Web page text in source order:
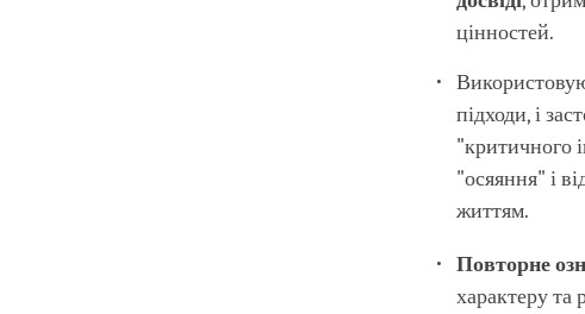
цінностей.
підходи, і
"критичного
"осяяння" і
життям.
Повторне
характеру та